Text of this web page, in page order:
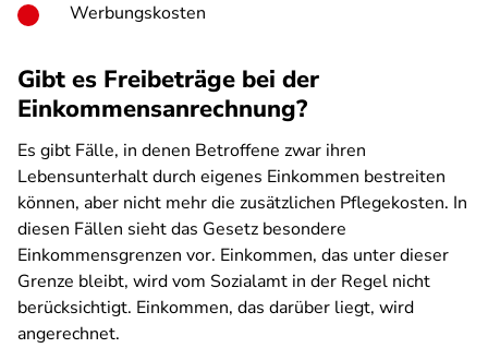
Werbungskosten
Gibt es Freibeträge bei der
Einkommensanrechnung?
Es gibt Fälle, in denen Betroffene zwar ihren
Lebensunterhalt durch eigenes Einkommen bestreiten
können, aber nicht mehr die zusätzlichen Pflegekosten. In
diesen Fällen sieht das Gesetz besondere
Einkommensgrenzen vor. Einkommen, das unter dieser
Grenze bleibt, wird vom Sozialamt in der Regel nicht
berücksichtigt. Einkommen, das darüber liegt, wird
angerechnet.